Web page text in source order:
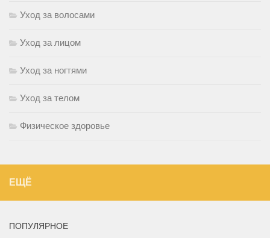
Уход за волосами
Уход за лицом
Уход за ногтями
Уход за телом
Физическое здоровье
ЕЩЁ
ПОПУЛЯРНОЕ